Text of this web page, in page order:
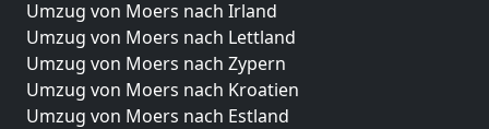
Umzug von Moers nach Irland
Umzug von Moers nach Lettland
Umzug von Moers nach Zypern
Umzug von Moers nach Kroatien
Umzug von Moers nach Estland